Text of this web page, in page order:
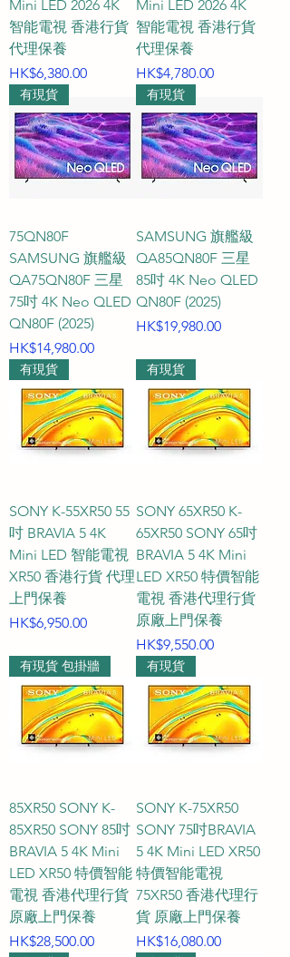
彩光譜進行大師級優化。RGB 獨立
發光結構能精準還原大自然最純
粹、最飽滿的色彩（完美覆蓋國際
專業色域），是追求色彩極致精準
的影音發燒友與電玩玩家的終極首
選。
#### Q4：在 HKTVPRO.COM 購
援？
A4：我們體貼每位客戶的選購體
驗，HKTVPRO 承諾提供**一對一
專人whatsapp 人工客戶服務, 無ai
介入**。不論是安裝空間評估、機
型規格對比還是預約專業掛牆工
程，全程都由資深真人專家在線為
您貼心跟進，絕不使用死板的 AI 自
動回覆，給您最即時、最具溫度的
---
MiniLED電視推薦 MiniLEDRGB電
視 香港電視選購 智能電視觀看距離
客廳電視尺吋推薦 HKTVPRO專業
Mini LED 2026 4K
智能電視 香港行貨
代理保養
價格
HK$6,380.00
Mini LED 2026 4K
智能電視 香港行貨
代理保養
價格
HK$4,780.00
有現貨
75QN80F
SAMSUNG 旗艦級
QA75QN80F 三星
75吋 4K Neo QLED
QN80F (2025)
價格
HK$14,980.00
有現貨
SAMSUNG 旗艦級
QA85QN80F 三星
85吋 4K Neo QLED
QN80F (2025)
價格
HK$19,980.00
有現貨
SONY K-55XR50 55
吋 BRAVIA 5 4K
Mini LED 智能電視
XR50 香港行貨 代理
上門保養
價格
HK$6,950.00
有現貨
SONY 65XR50 K-
65XR50 SONY 65吋
BRAVIA 5 4K Mini
LED XR50 特價智能
電視 香港代理行貨
原廠上門保養
價格
HK$9,550.00
有現貨 包掛牆
85XR50 SONY K-
85XR50 SONY 85吋
BRAVIA 5 4K Mini
LED XR50 特價智能
電視 香港代理行貨
原廠上門保養
價格
HK$28,500.00
有現貨
SONY K-75XR50
SONY 75吋BRAVIA
5 4K Mini LED XR50
特價智能電視
75XR50 香港代理行
貨 原廠上門保養
價格
HK$16,080.00